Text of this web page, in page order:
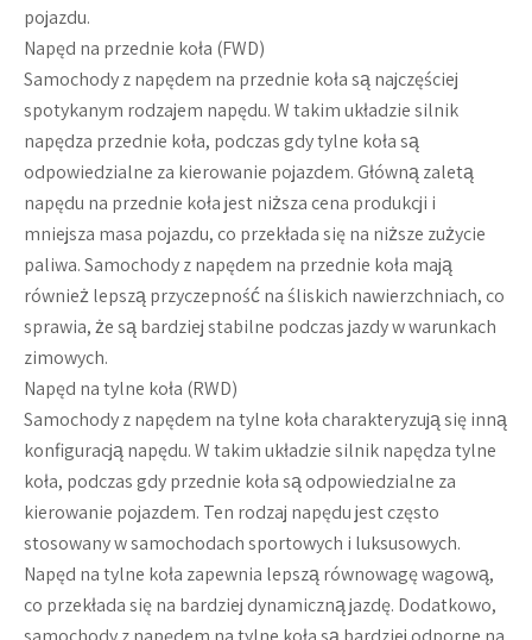
pojazdu.
Napęd na przednie koła (FWD)
Samochody z napędem na przednie koła są najczęściej
spotykanym rodzajem napędu. W takim układzie silnik
napędza przednie koła, podczas gdy tylne koła są
odpowiedzialne za kierowanie pojazdem. Główną zaletą
napędu na przednie koła jest niższa cena produkcji i
mniejsza masa pojazdu, co przekłada się na niższe zużycie
paliwa. Samochody z napędem na przednie koła mają
również lepszą przyczepność na śliskich nawierzchniach, co
sprawia, że są bardziej stabilne podczas jazdy w warunkach
zimowych.
Napęd na tylne koła (RWD)
Samochody z napędem na tylne koła charakteryzują się inną
konfiguracją napędu. W takim układzie silnik napędza tylne
koła, podczas gdy przednie koła są odpowiedzialne za
kierowanie pojazdem. Ten rodzaj napędu jest często
stosowany w samochodach sportowych i luksusowych.
Napęd na tylne koła zapewnia lepszą równowagę wagową,
co przekłada się na bardziej dynamiczną jazdę. Dodatkowo,